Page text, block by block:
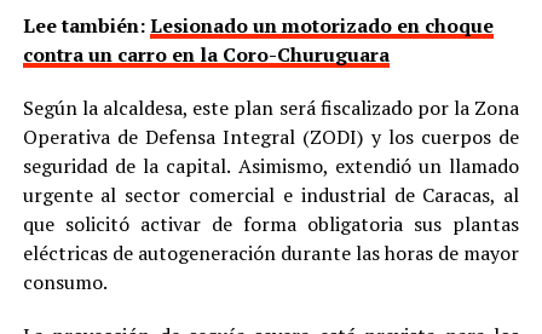
Lee también:Lesionado un motorizado en choque
contra un carro en la Coro-Churuguara
Según la alcaldesa, este plan será fiscalizado por la Zona
Operativa de Defensa Integral (ZODI) y los cuerpos de
seguridad de la capital. Asimismo, extendió un llamado
urgente al sector comercial e industrial de Caracas, al
que solicitó activar de forma obligatoria sus plantas
eléctricas de autogeneración durante las horas de mayor
consumo.